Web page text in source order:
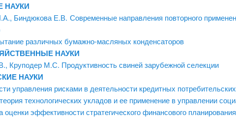
НАУКИ
Биндюкова Е.В. Современные направления повторного
различных бумажно-масляных конденсаторов
НАУКИ
Круподер М.С. Продуктивность свиней зарубежной селекции
НАУКИ
управления рисками в деятельности кредитных
технологических укладов и ее применение в управлении
эффективности стратегического финансового